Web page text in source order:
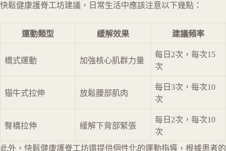
快鬆健康護脊工坊建議，日常生活中應該注意以下幾點：
運動類型 緩解效果 建議頻率
橋式運動 加強核心肌群力量
每日2次，每次15
次
猫牛式拉伸 放鬆腰部肌肉
每日3次，每次10
次
臀橋拉伸 緩解下背部緊張
每日2次，每次10
次
此外，快鬆健康護脊工坊還提供個性化的運動指導，根據患者的